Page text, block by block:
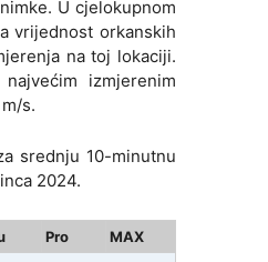
U cjelokupnom
vrijednost orkanskih
na toj lokaciji.
izmjerenim
s.
srednju 10-minutnu
2024.
Pro
MAX